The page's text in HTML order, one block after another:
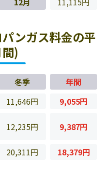
ンガス料金の平
)
冬季
年間
11,646円
9,055円
12,235円 9,387円
20,311円 18,379円